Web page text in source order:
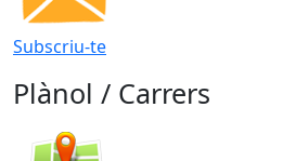
Subscriu-te
Plànol / Carrers